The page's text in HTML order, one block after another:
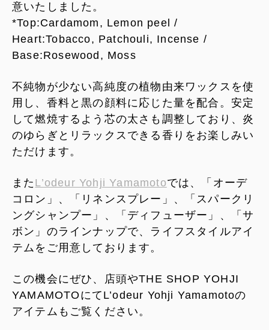
意いたしました。
*Top:Cardamom, Lemon peel /
Heart:Tobacco, Patchouli, Incense /
Base:Rosewood, Moss
不純物が少ない高純度の植物由来ワックスを使
用し、香料と黒の顔料に応じた量を配合。安定
して燃焼するよう芯の太さも調整しており、炎
のゆらぎとリラックスできる香りをお楽しみい
ただけます。
また L’odeur Yohji Yamamotoでは、「オーデ
コロン」、「リネンスプレー」、「スパークリ
ングシャンプー」、「ディフューザー」、「サ
ボン」のラインナップで、ライフスタイルアイ
テムをご用意しております。
この機会にぜひ、店頭やTHE SHOP YOHJI
YAMAMOTOにてL’odeur Yohji Yamamotoの
アイテムもご覧ください。